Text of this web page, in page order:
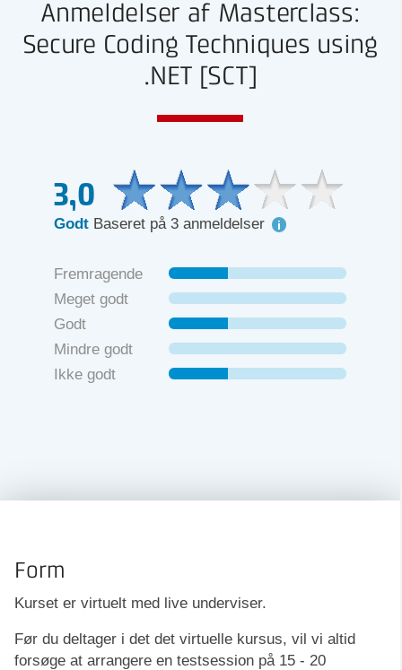
Anmeldelser af Masterclass:
Secure Coding Techniques using
.NET [SCT]
3,0
Godt Baseret på 3 anmeldelser
Fremragende
Meget godt
Godt
Mindre godt
Ikke godt
Form
Kurset er virtuelt med live underviser.
Før du deltager i det det virtuelle kursus, vil vi altid
forsøge at arrangere en testsession på 15 - 20